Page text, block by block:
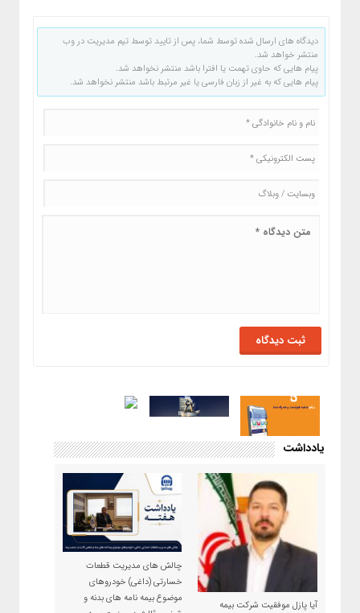
دیدگاه های ارسال شده توسط شما، پس از تایید توسط تیم مدیریت در وب
منتشر خواهد شد.
پیام هایی که حاوی تهمت یا افترا باشد منتشر نخواهد شد.
پیام هایی که به غیر از زبان فارسی یا غیر مرتبط باشد منتشر نخواهد شد.
یادداشت
آیا پازل موفقیت شرکت بیمه
چالش های مدیریت قطعات
خسارتی (داغی) خودروهای
موضوع بیمه نامه های بدنه و